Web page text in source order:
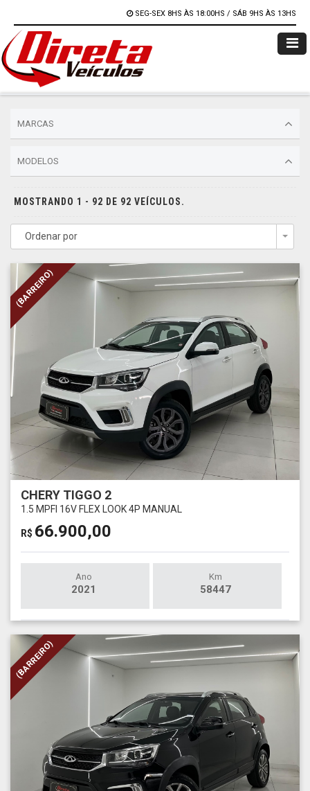
SEG-SEX 8HS ÀS 18:00HS / SÁB 9HS ÀS 13HS
MARCAS
MODELOS
MOSTRANDO 1 - 92 DE 92 VEÍCULOS.
Ordenar por
(BARREIRO)
CHERY TIGGO 2
1.5 MPFI 16V FLEX LOOK 4P MANUAL
R$ 66.900,00
Ano
2021
Km
58447
(BARREIRO)